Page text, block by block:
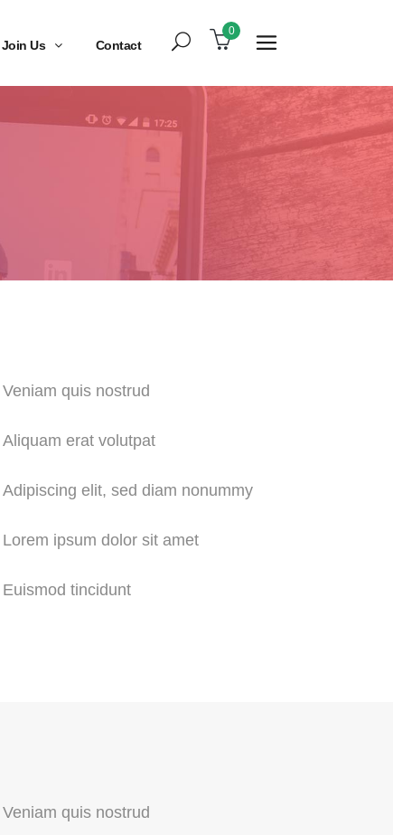
Join Us Contact
0
Veniam quis nostrud
Aliquam erat volutpat
Adipiscing elit, sed diam nonummy
Lorem ipsum dolor sit amet
Euismod tincidunt
Veniam quis nostrud